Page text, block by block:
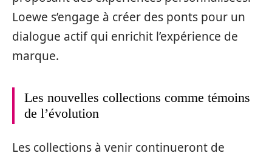
Loewe s’engage à créer des ponts pour un
dialogue actif qui enrichit l’expérience de
marque.
Les nouvelles collections comme témoins
de l’évolution
Les collections à venir continueront de